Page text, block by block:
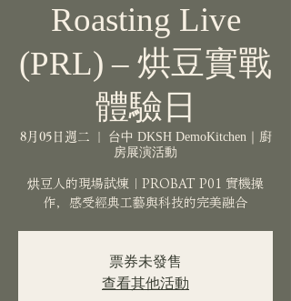
Roasting Live
(PRL) – 烘豆實戰
體驗日
8月05日週二
台中 DKSH DemoKitchen｜廚
房展演活動
烘豆人的現場試煉｜PROBAT P01 實機操
作，感受經典工藝與科技的完美融合
票券未發售
查看其他活動